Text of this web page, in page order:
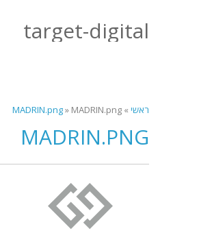
target-digital
ראשי »
MADRIN.png» MADRIN.png
MADRIN.PNG